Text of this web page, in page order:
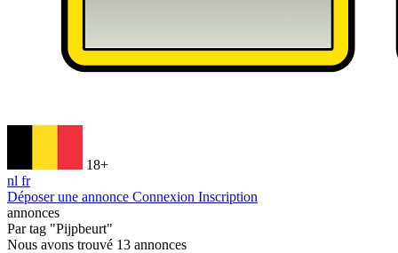
18+
nl fr
Déposer une annonce Connexion Inscription
annonces
Par tag "Pijpbeurt"
Nous avons trouvé 13 annonces